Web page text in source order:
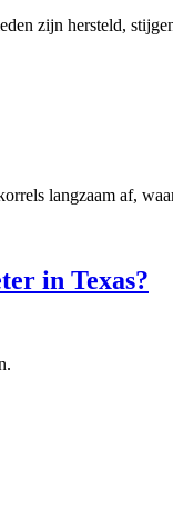
zijn hersteld,
langzaam af,
in Texas?